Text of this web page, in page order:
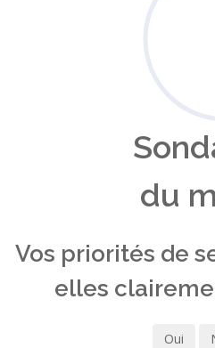
du
Vos priorités de
elles
Oui